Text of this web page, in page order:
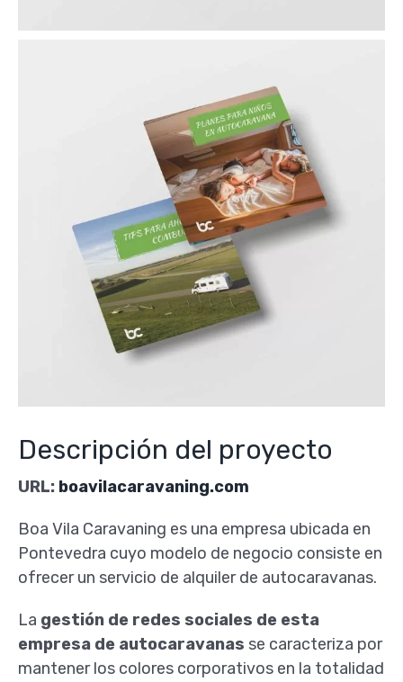
Descripción del proyecto
URL: boavilacaravaning.com
Boa Vila Caravaning es una empresa ubicada en
Pontevedra cuyo modelo de negocio consiste en
ofrecer un servicio de alquiler de autocaravanas.
La gestión de redes sociales de esta
empresa de autocaravanas se caracteriza por
mantener los colores corporativos en la totalidad